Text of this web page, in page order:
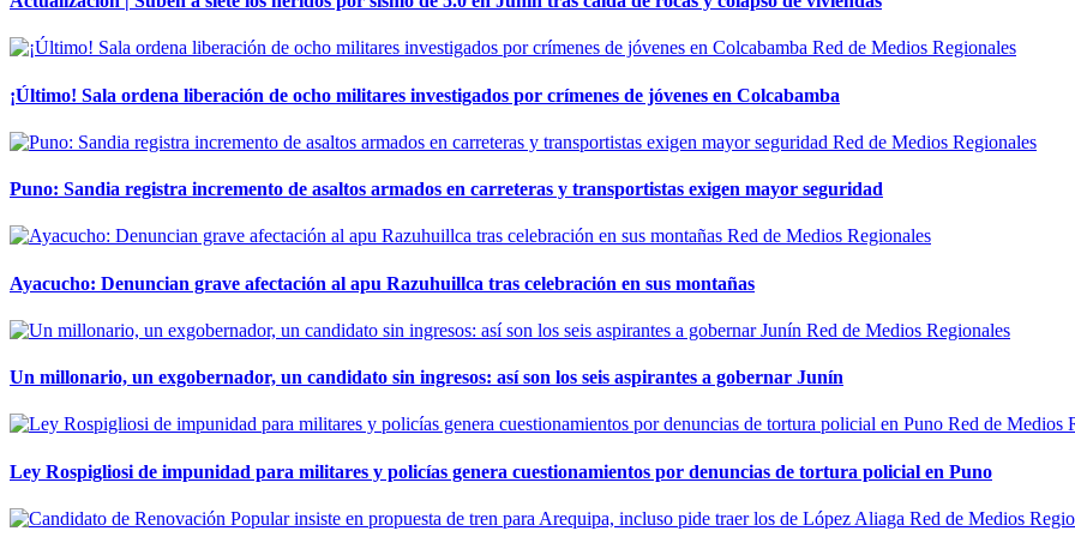
Red de Medios Regionales
¡Último! Sala ordena liberación de ocho militares investigados por crímenes de jóvenes en Colcabamba
Red de Medios Regionales
Puno: Sandia registra incremento de asaltos armados en carreteras y transportistas exigen mayor seguridad
Red de Medios Regionales
Ayacucho: Denuncian grave afectación al apu Razuhuillca tras celebración en sus montañas
Red de Medios Regionales
Un millonario, un exgobernador, un candidato sin ingresos: así son los seis aspirantes a gobernar Junín
Red de Medios
Ley Rospigliosi de impunidad para militares y policías genera cuestionamientos por denuncias de tortura policial en Puno
Red de Medios